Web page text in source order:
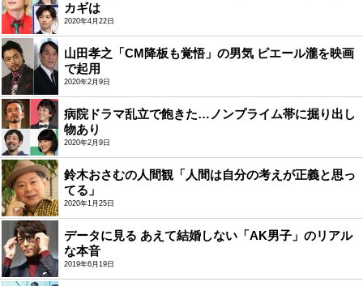
カギは
2020年4月22日
山田孝之「CM降板も覚悟」の男気 ピエール瀧を映画
で起用
2020年2月9日
病院ドラマ乱立で飽きた…ノンプライム帯に掘り出し
物あり
2020年2月9日
鈴木おさむの人間観「人間は自分の考えが正義と思っ
てる」
2020年1月25日
データに見る あえて結婚しない「AK男子」のリアル
な本音
2019年6月19日